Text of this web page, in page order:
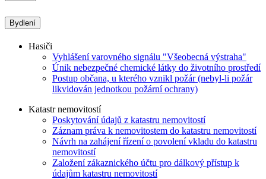
Bydlení
Hasiči
Vyhlášení varovného signálu "Všeobecná výstraha"
Únik nebezpečné chemické látky do životního prostředí
Postup občana, u kterého vznikl požár (nebyl-li požár
likvidován jednotkou požární ochrany)
Katastr nemovitostí
Poskytování údajů z katastru nemovitostí
Záznam práva k nemovitostem do katastru nemovitostí
Návrh na zahájení řízení o povolení vkladu do katastru
nemovitostí
Založení zákaznického účtu pro dálkový přístup k
údajům katastru nemovitostí